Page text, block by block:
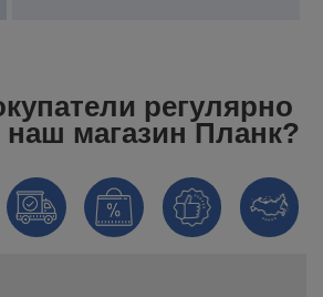
регулярно
магазин Планк?